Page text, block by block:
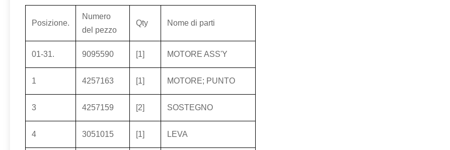
Posizione.
Numero
del pezzo
Qty Nome di parti
01-31. 9095590 [1] MOTORE ASS'Y
1 4257163 [1] MOTORE; PUNTO
3 4257159 [2] SOSTEGNO
4 3051015 [1] LEVA